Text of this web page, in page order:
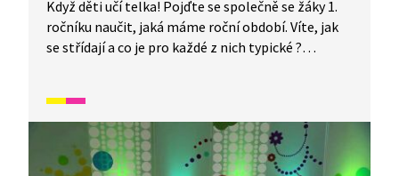
Když děti učí telka! Pojďte se společně se žáky 1.
ročníku naučit, jaká máme roční období. Víte, jak
se střídají a co je pro každé z nich typické ?